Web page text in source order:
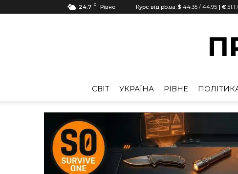
24.7 C Рівне Курс від pb.ua: $ 44.35 / 44.95 | € 51.1 /
CВІТ УКРАЇНА РІВНЕ